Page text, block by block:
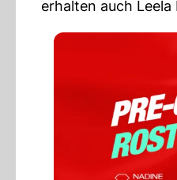
erhalten auch Leela